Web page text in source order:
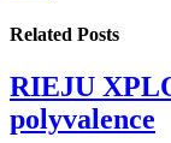
Related Posts
RIEJU
polyvalence